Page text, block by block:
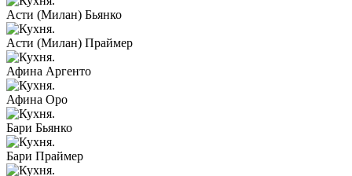
Асти (Милан) Бьянко
Асти (Милан) Праймер
Афина Аргенто
Афина Оро
Бари Бьянко
Бари Праймер